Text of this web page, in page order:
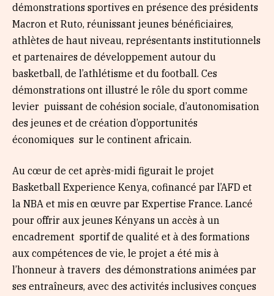
démonstrations sportives en présence des présidents
Macron et Ruto, réunissant jeunes bénéficiaires,
athlètes de haut niveau, représentants institutionnels
et partenaires de développement autour du
basketball, de l’athlétisme et du football. Ces
démonstrations ont illustré le rôle du sport comme
levier puissant de cohésion sociale, d’autonomisation
des jeunes et de création d’opportunités
économiques sur le continent africain.
Au cœur de cet après-midi figurait le projet
Basketball Experience Kenya, cofinancé par l’AFD et
la NBA et mis en œuvre par Expertise France. Lancé
pour offrir aux jeunes Kényans un accès à un
encadrement sportif de qualité et à des formations
aux compétences de vie, le projet a été mis à
l’honneur à travers des démonstrations animées par
ses entraîneurs, avec des activités inclusives conçues